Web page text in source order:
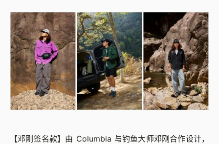
【邓刚签名款】由 Columbia 与钓鱼大师邓刚合作设计，